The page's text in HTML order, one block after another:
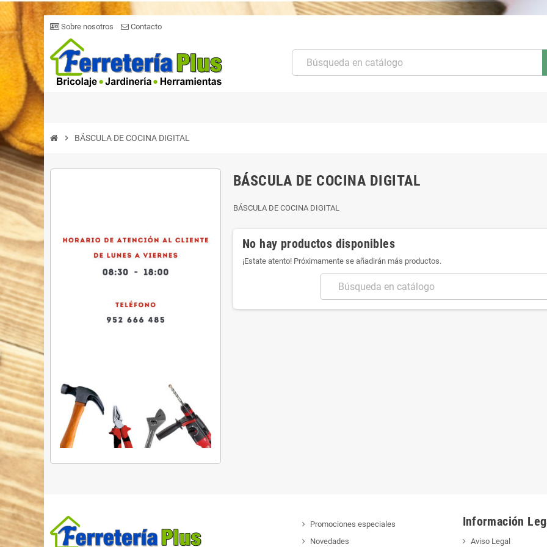
Sobre nosotros Contacto
chevron_right BÁSCULA DE COCINA DIGITAL
BÁSCULA DE COCINA DIGITAL
BÁSCULA DE COCINA DIGITAL
No hay productos disponibles
¡Estate atento! Próximamente se añadirán más productos.
Promociones especiales
Novedades
Información
Aviso Legal